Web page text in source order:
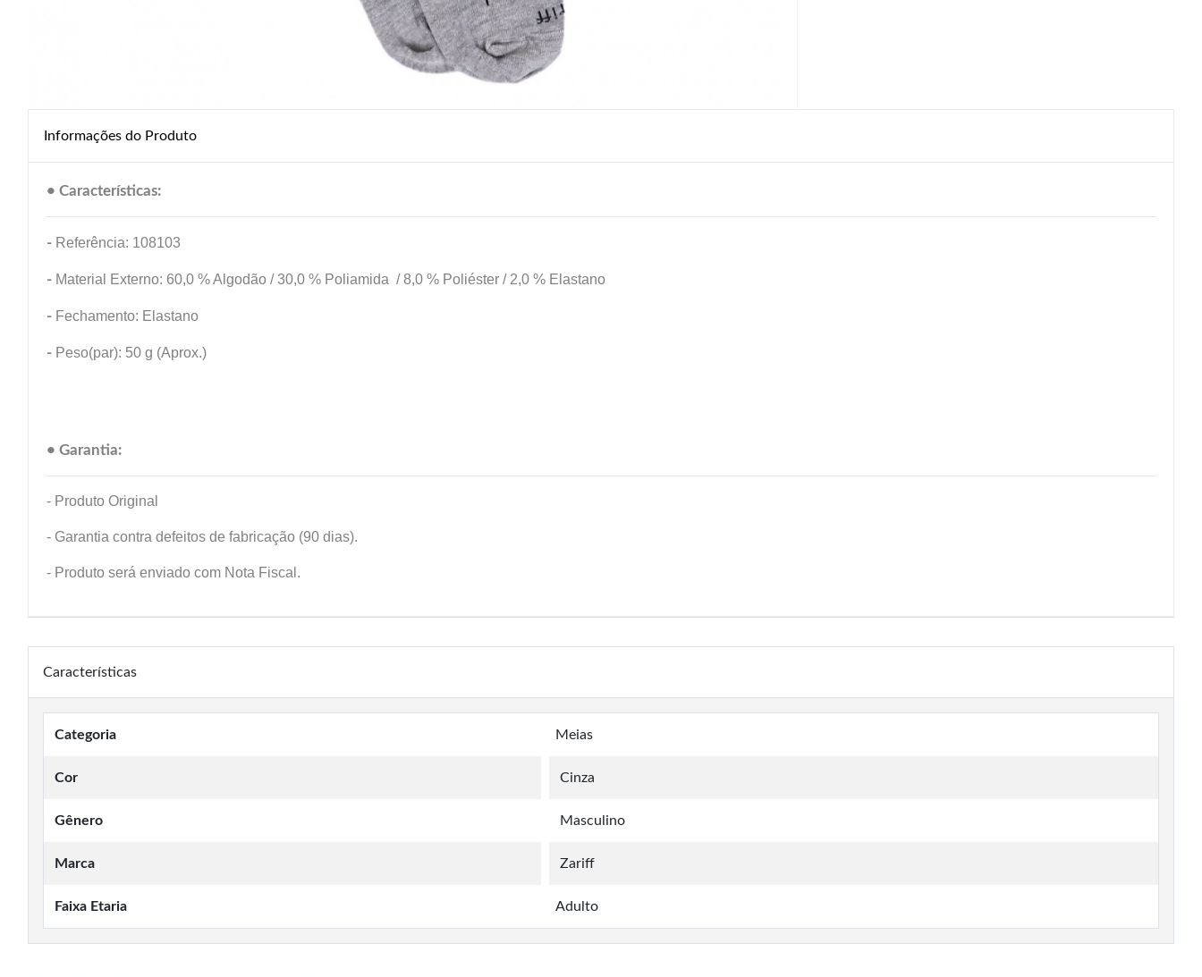
Informações do Produto
• Características:
- Referência: 108103
- Material Externo: 60,0 % Algodão / 30,0 % Poliamida / 8,0 % Poliéster / 2,0 % Elastano
- Fechamento: Elastano
- Peso(par): 50 g (Aprox.)
• Garantia:
- Produto Original
- Garantia contra defeitos de fabricação (90 dias).
- Produto será enviado com Nota Fiscal.
Características
Categoria Meias
Cor Cinza
Gênero Masculino
Marca Zariff
Faixa Etaria Adulto